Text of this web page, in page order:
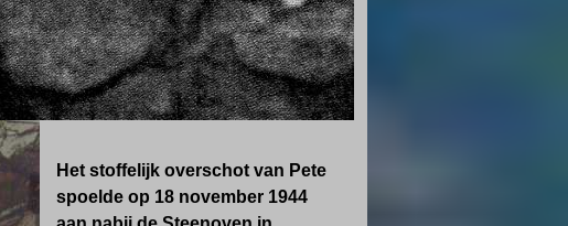
Het stoffelijk overschot van Pete
spoelde op 18 november 1944